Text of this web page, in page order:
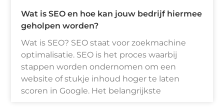
Wat is SEO en hoe kan jouw bedrijf hiermee
geholpen worden?
Wat is SEO? SEO staat voor zoekmachine
optimalisatie. SEO is het proces waarbij
stappen worden ondernomen om een ​​
website of stukje inhoud hoger te laten
scoren in Google. Het belangrijkste